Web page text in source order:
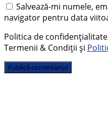
Salvează-mi numele,
navigator pentru data
Politica de confidențialitate
Termenii & Condiții și